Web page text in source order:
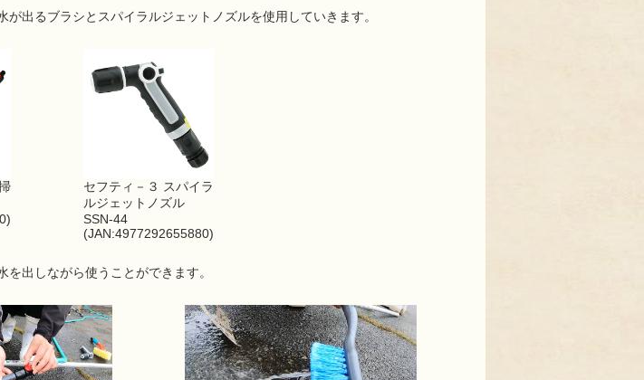
が出るブラシとスパイラルジェットノズルを使用していきます。
セフティ－３ スパイラ
ルジェットノズル
SSN-44
(JAN:4977292655880)
を出しながら使うことができます。